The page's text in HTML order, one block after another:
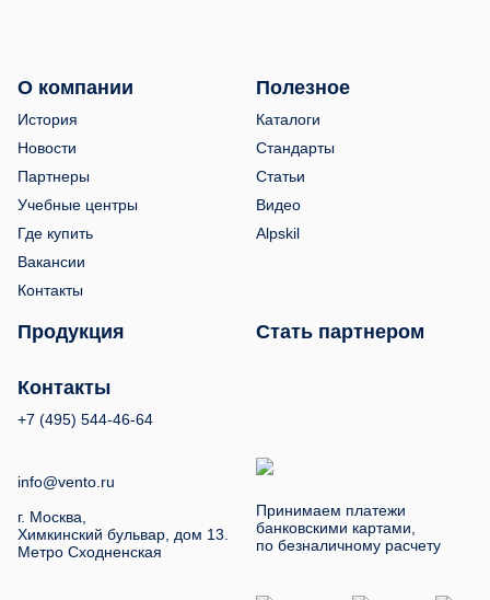
О компании
История
Новости
Партнеры
Учебные центры
Где купить
Вакансии
Контакты
Полезное
Каталоги
Стандарты
Статьи
Видео
Alpskil
Продукция Стать партнером
Контакты
+7 (495) 544-46-64
info@vento.ru
г. Москва,
Химкинский бульвар, дом 13.
Метро Сходненская
Принимаем платежи
банковскими картами,
по безналичному расчету